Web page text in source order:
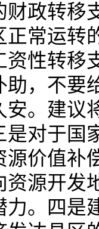
财政转移
正常运转
资性转移
助，不要
安。建议
是对于国
源价值补
资源开发
力。四是